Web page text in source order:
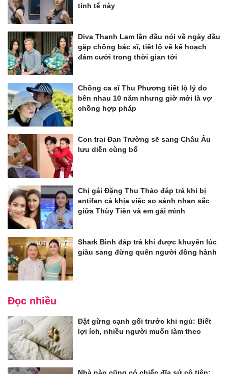
tinh tế này
Diva Thanh Lam lần đầu nói về ngày đầu
gặp chồng bác sĩ, tiết lộ về kế hoạch
đám cưới trong thời gian tới
Chồng ca sĩ Thu Phương tiết lộ lý do
bên nhau 10 năm nhưng giờ mới là vợ
chồng hợp pháp
Con trai Đan Trường sẽ sang Châu Âu
lưu diễn cùng bố
Chị gái Đặng Thu Thảo đáp trả khi bị
antifan cà khịa việc so sánh nhan sắc
giữa Thùy Tiên và em gái mình
Shark Bình đáp trả khi được khuyên lúc
giàu sang đừng quên người đồng hành
Đọc nhiều
Đặt gừng cạnh gối trước khi ngủ: Biết
lợi ích, nhiều người muốn làm theo
Nhà nào cũng có chiếc đĩa sứ cô tiên: